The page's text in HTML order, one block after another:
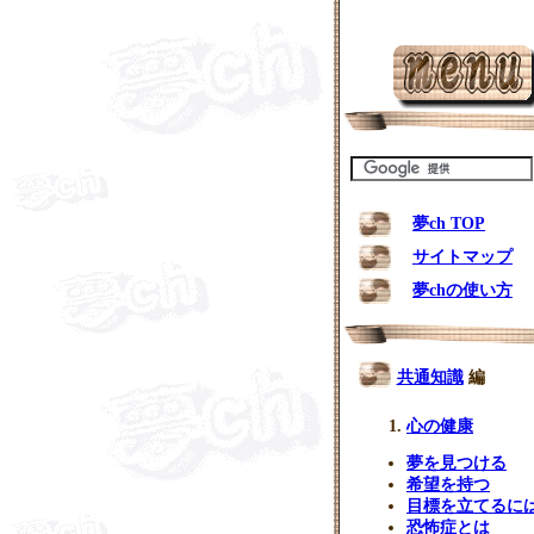
夢ch TOP
サイトマップ
夢chの使い方
共通知識編
心の健康
夢を見つける
希望を持つ
目標を立てるに
恐怖症とは